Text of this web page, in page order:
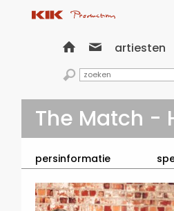
  artiesten

The Match -
persinformatie